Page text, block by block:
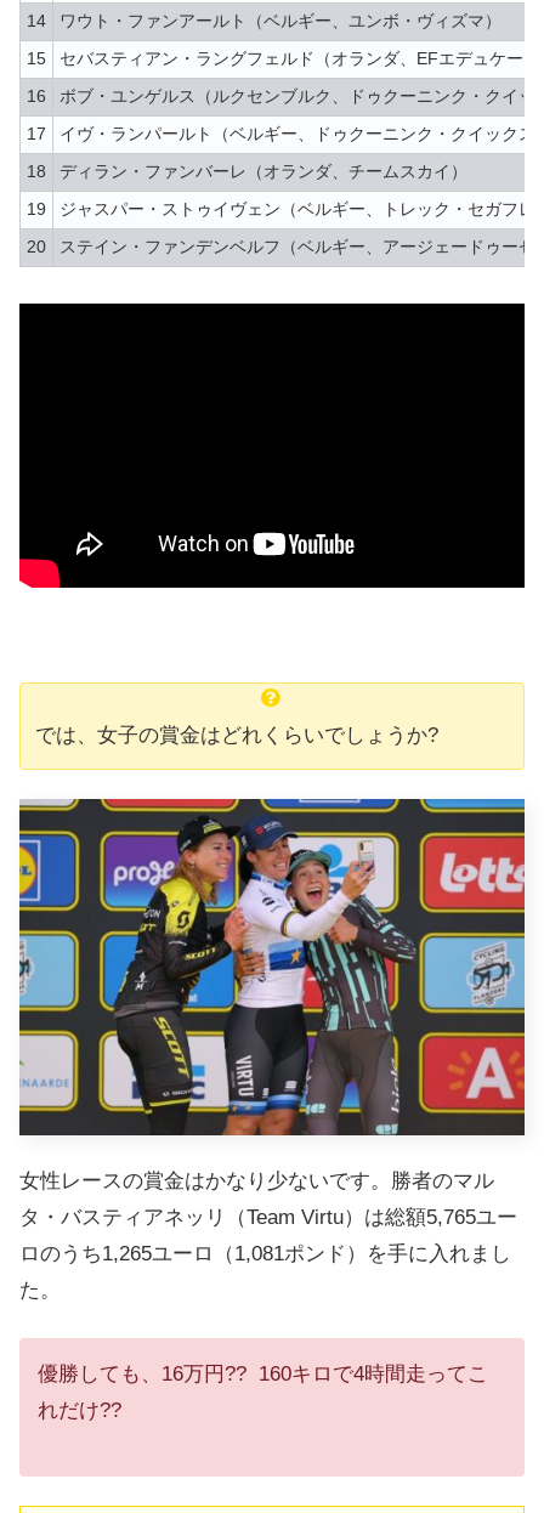
14 ワウト・ファンアールト（ベルギー、ユンボ・ヴィズマ）
15 セバスティアン・ラングフェルド（オランダ、EFエデュケー
16 ボブ・ユンゲルス（ルクセンブルク、ドゥクーニンク・クイッ
17 イヴ・ランパールト（ベルギー、ドゥクーニンク・クイックス
18 ディラン・ファンバーレ（オランダ、チームスカイ）
19 ジャスパー・ストゥイヴェン（ベルギー、トレック・セガフレ
20 ステイン・ファンデンベルフ（ベルギー、アージェードゥーゼ
では、女子の賞金はどれくらいでしょうか?
女性レースの賞金はかなり少ないです。勝者のマル
タ・バスティアネッリ（Team Virtu）は総額5,765ユー
ロのうち1,265ユーロ（1,081ポンド）を手に入れまし
た。
優勝しても、16万円?? 160キロで4時間走ってこ
れだけ??